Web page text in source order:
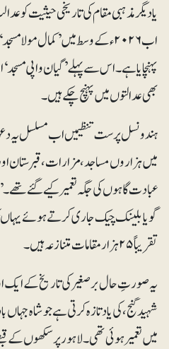
یا دیگر مذہبی مقام کی تاریخی حیثیت کو
اب ۲۰۲۶ء کے وسط میں ’کمال مولا
پہنچایا ہے۔ اس سے پہلے ’گیان واپی مسجد‘
بھی عدالتوں میں پہنچ چکے ہیں۔
ہندو نسل پرست تنظیمیں اب مسلسل یہ
میں ہزاروں مساجد، مزارات، قبرستان
گویا بلینک چیک جاری کرتے ہوئے
تقریباً ۲۵ہزار مقامات متنازعہ ہیں۔
یہ صورتِ حال برصغیر کی تاریخ کے ایک
میں تعمیر ہوئی تھی۔ لاہور پر سکھوں کے